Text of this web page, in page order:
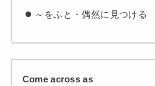
～をふと・偶然に見つける
Come across as